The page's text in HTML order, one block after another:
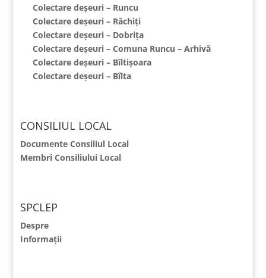
Colectare deșeuri – Runcu
Colectare deșeuri – Răchiți
Colectare deșeuri – Dobrița
Colectare deșeuri – Comuna Runcu – Arhivă
Colectare deșeuri – Bîltișoara
Colectare deșeuri – Bîlta
CONSILIUL LOCAL
Documente Consiliul Local
Membri Consiliului Local
SPCLEP
Despre
Informații